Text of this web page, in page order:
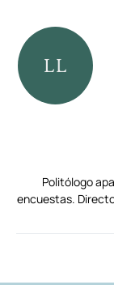
Politólogo
encuestas.